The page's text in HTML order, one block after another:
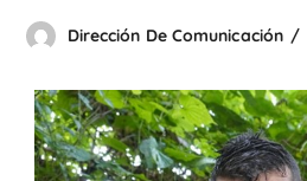
Dirección De Comunicación